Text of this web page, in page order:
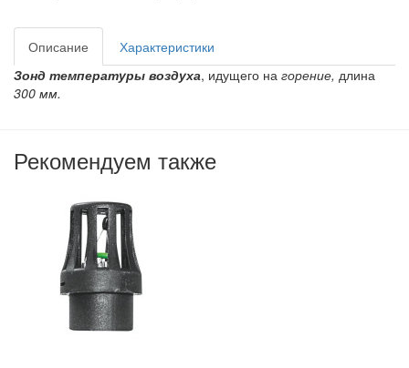
Описание
Характеристики
Зонд температуры воздуха, идущего на горение, длина
300 мм.
Рекомендуем также